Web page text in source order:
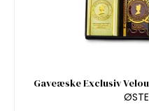
Gaveæske Exclusiv